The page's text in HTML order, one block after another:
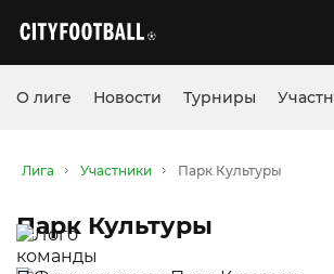
О лиге Новости Турниры
Лига Участники Парк Культуры
Парк Культуры